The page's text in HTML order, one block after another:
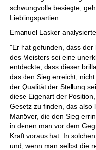
schwungvolle besiegte,
Lieblingspartien.
Emanuel Lasker
"Er hat gefunden, dass
des Meisters sei eine
entdeckte, dass dieser
das den Sieg erreicht,
der Qualität der Stellung
diese Eigenart der
Gesetz zu finden, das also
Manöver, die den Sieg
in denen man vor dem
Kraft voraus hat. In
und, wenn man selbst die